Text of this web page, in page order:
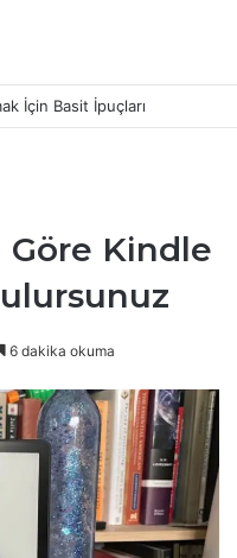
Göre Kindle
6 dakika okuma